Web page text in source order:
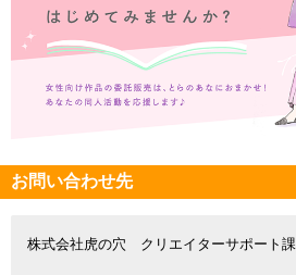
お問い合わせ先
株式会社虎の穴 クリエイターサポート課